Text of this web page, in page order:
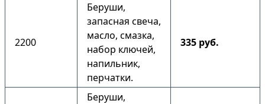
2200
Беруши,
запасная свеча,
масло, смазка,
набор ключей,
напильник,
перчатки.
335 руб.
Беруши,